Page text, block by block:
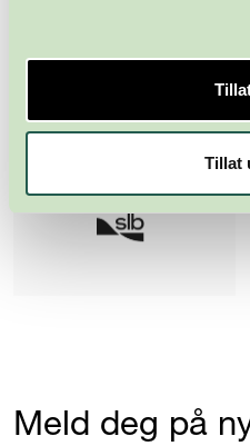
Tillat
Meld deg på